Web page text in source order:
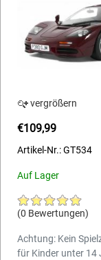
vergrößern
€109,99
Artikel-Nr.: GT534
Auf Lager
(0 Bewertungen)
Achtung: Kein
für Kinder unter 14